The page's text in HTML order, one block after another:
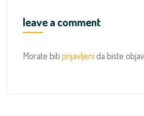
leave a comment
Morate biti prijavljeni da biste